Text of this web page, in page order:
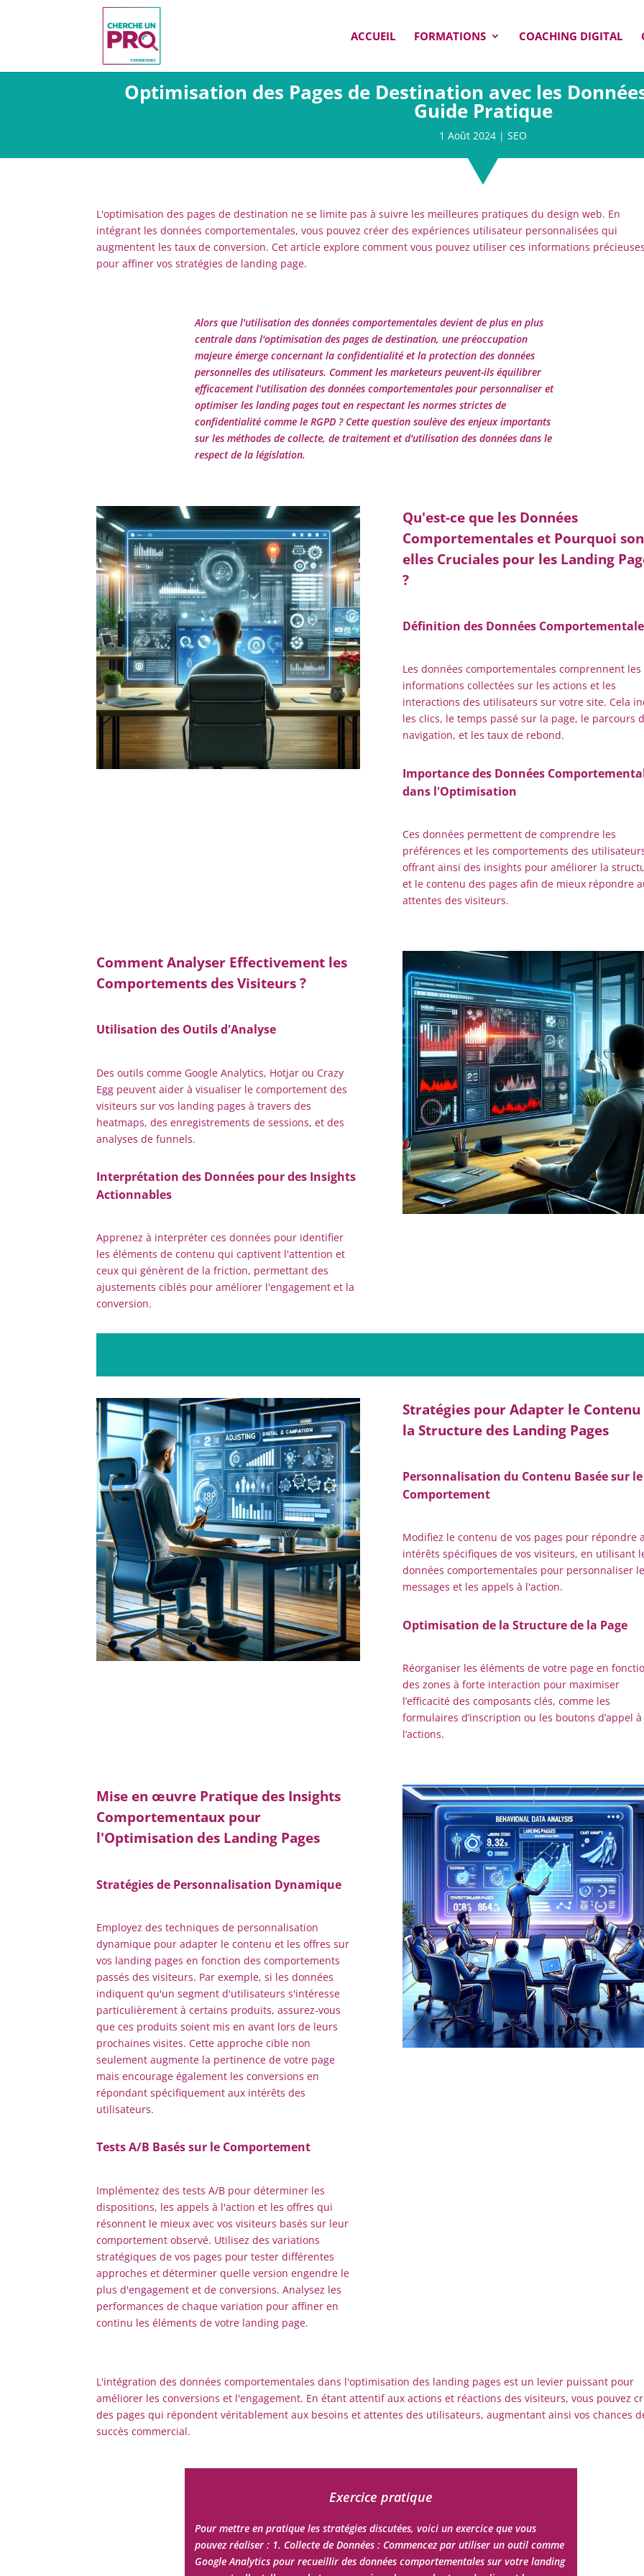
ACCUEIL FORMATIONS COACHING DIGITAL
Optimisation des Pages de Destination avec les
Guide Pratique
1 Août 2024 | SEO
L'optimisation des pages de destination ne se limite pas à suivre les meilleures pratiques du design web. En
intégrant les données comportementales, vous pouvez créer des expériences utilisateur personnalisées qui
augmentent les taux de conversion. Cet article explore comment vous pouvez utiliser ces informations
pour affiner vos stratégies de landing page.
Alors que l'utilisation des données comportementales devient de plus en plus
centrale dans l'optimisation des pages de destination, une préoccupation
majeure émerge concernant la confidentialité et la protection des données
personnelles des utilisateurs. Comment les marketeurs peuvent-ils équilibrer
efficacement l'utilisation des données comportementales pour personnaliser et
optimiser les landing pages tout en respectant les normes strictes de
confidentialité comme le RGPD ? Cette question soulève des enjeux importants
sur les méthodes de collecte, de traitement et d'utilisation des données dans le
respect de la législation.
Qu'est-ce que les Données
Comportementales et Pourquoi
elles Cruciales pour les Landing
?
Définition des Données
Les données comportementales comprennent les
informations collectées sur les actions et les
interactions des utilisateurs sur votre site. Cela
les clics, le temps passé sur la page, le parcours
navigation, et les taux de rebond.
Importance des Données
dans l'Optimisation
Ces données permettent de comprendre les
préférences et les comportements des
offrant ainsi des insights pour améliorer la
et le contenu des pages afin de mieux répondre
attentes des visiteurs.
Comment Analyser Effectivement les
Comportements des Visiteurs ?
Utilisation des Outils d'Analyse
Des outils comme Google Analytics, Hotjar ou Crazy
Egg peuvent aider à visualiser le comportement des
visiteurs sur vos landing pages à travers des
heatmaps, des enregistrements de sessions, et des
analyses de funnels.
Interprétation des Données pour des Insights
Actionnables
Apprenez à interpréter ces données pour identifier
les éléments de contenu qui captivent l'attention et
ceux qui génèrent de la friction, permettant des
ajustements ciblés pour améliorer l'engagement et la
conversion.
Stratégies pour Adapter le
la Structure des Landing Pages
Personnalisation du Contenu Basée sur le
Comportement
Modifiez le contenu de vos pages pour répondre
intérêts spécifiques de vos visiteurs, en utilisant
données comportementales pour personnaliser
messages et les appels à l'action.
Optimisation de la Structure de la Page
Réorganiser les éléments de votre page en
des zones à forte interaction pour maximiser
l’efficacité des composants clés, comme les
formulaires d’inscription ou les boutons d’appel à
l’actions.
Mise en œuvre Pratique des Insights
Comportementaux pour
l'Optimisation des Landing Pages
Stratégies de Personnalisation Dynamique
Employez des techniques de personnalisation
dynamique pour adapter le contenu et les offres sur
vos landing pages en fonction des comportements
passés des visiteurs. Par exemple, si les données
indiquent qu'un segment d'utilisateurs s'intéresse
particulièrement à certains produits, assurez-vous
que ces produits soient mis en avant lors de leurs
prochaines visites. Cette approche cible non
seulement augmente la pertinence de votre page
mais encourage également les conversions en
répondant spécifiquement aux intérêts des
utilisateurs.
Tests A/B Basés sur le Comportement
Implémentez des tests A/B pour déterminer les
dispositions, les appels à l'action et les offres qui
résonnent le mieux avec vos visiteurs basés sur leur
comportement observé. Utilisez des variations
stratégiques de vos pages pour tester différentes
approches et déterminer quelle version engendre le
plus d'engagement et de conversions. Analysez les
performances de chaque variation pour affiner en
continu les éléments de votre landing page.
L'intégration des données comportementales dans l'optimisation des landing pages est un levier puissant pour
améliorer les conversions et l'engagement. En étant attentif aux actions et réactions des visiteurs, vous pouvez
des pages qui répondent véritablement aux besoins et attentes des utilisateurs, augmentant ainsi vos chances
succès commercial.
Exercice pratique
Pour mettre en pratique les stratégies discutées, voici un exercice que vous
pouvez réaliser : 1. Collecte de Données : Commencez par utiliser un outil comme
Google Analytics pour recueillir des données comportementales sur votre landing